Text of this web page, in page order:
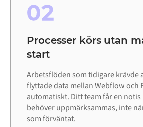
02
Processer körs utan
start
Arbetsflöden som tidigare krävde
flyttade data mellan Webflow och
automatiskt. Ditt team får en
behöver uppmärksammas, inte
som förväntat.